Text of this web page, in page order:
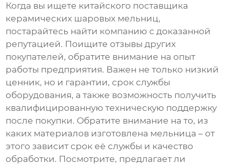
Когда вы ищете китайского поставщика
керамических шаровых мельниц,
постарайтесь найти компанию с доказанной
репутацией. Поищите отзывы других
покупателей, обратите внимание на опыт
работы предприятия. Важен не только низкий
ценник, но и гарантии, срок службы
оборудования, а также возможность получить
квалифицированную техническую поддержку
после покупки. Обратите внимание на то, из
каких материалов изготовлена мельница – от
этого зависит срок её службы и качество
обработки. Посмотрите, предлагает ли